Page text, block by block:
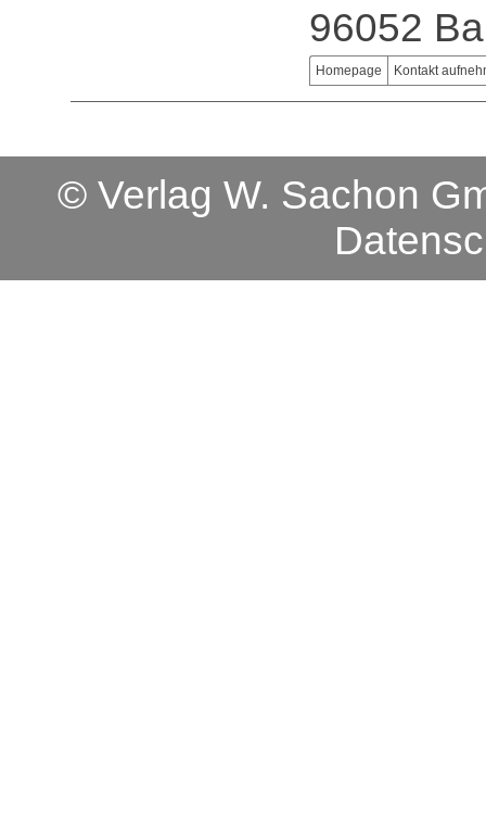
96052
Homepage Kontakt
© Verlag W. Sachon